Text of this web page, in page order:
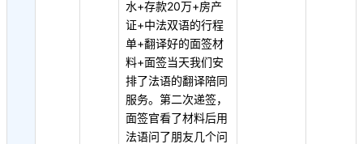
水+存款20万+房产
证+中法双语的行程
单+翻译好的面签材
料+面签当天我们安
排了法语的翻译陪同
服务。第二次递签，
面签官看了材料后用
法语问了朋友几个问